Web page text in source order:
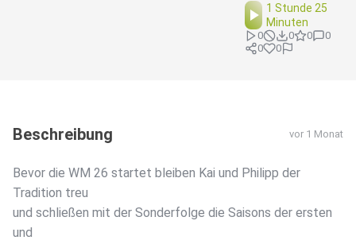
1 Stunde 25
Minuten
0 0 0
0
0
0
Beschreibung vor 1 Monat
Bevor die WM 26 startet bleiben Kai und Philipp der
Tradition treu
und schließen mit der Sonderfolge die Saisons der ersten
und